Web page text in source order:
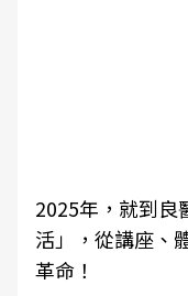
2025年，就到良
活」，從講座、
革命！